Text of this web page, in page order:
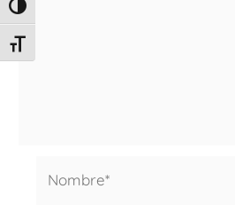
ALTERNAR ALTO CONTRASTE
ALTERNAR TAMAÑO DE LETRA